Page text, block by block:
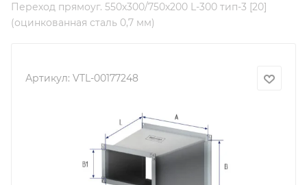
Переход прямоуг. 550х300/750х200 L-300 тип-3 [20]
(оцинкованная сталь 0,7 мм)
Артикул: VTL-00177248